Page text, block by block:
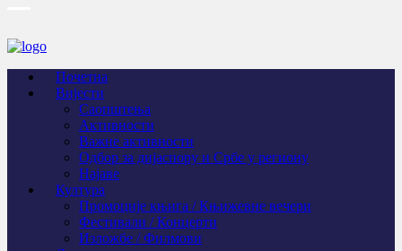
Почетна
Вијести
Саопштења
Активности
Важне активности
Одбор за дијаспору и Србе у региону
Најаве
Култура
Промоције књига / Књижевне вечери
Фестивали / Концерти
Изложбе / Филмови